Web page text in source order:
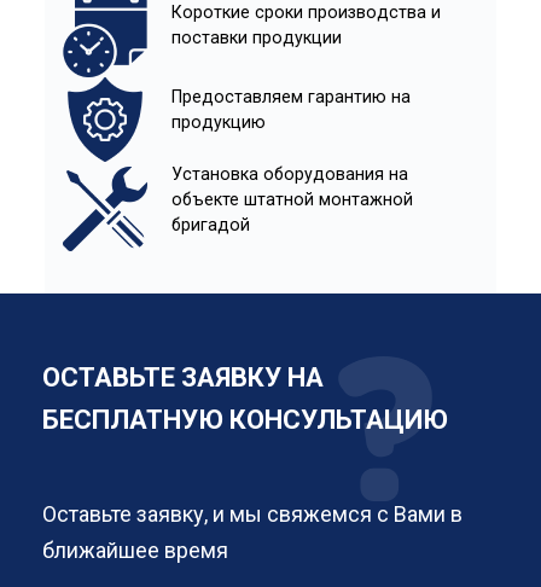
Короткие сроки производства и
поставки продукции
Предоставляем гарантию на
продукцию
Установка оборудования на
объекте штатной монтажной
бригадой
ОСТАВЬТЕ ЗАЯВКУ НА
БЕСПЛАТНУЮ КОНСУЛЬТАЦИЮ
Оставьте заявку, и мы свяжемся с Вами в
ближайшее время